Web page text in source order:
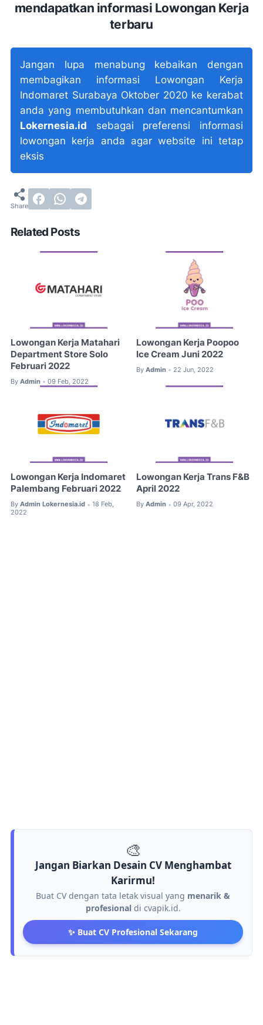
mendapatkan informasi Lowongan Kerja
terbaru
Jangan lupa menabung kebaikan dengan
membagikan informasi Lowongan Kerja
Indomaret Surabaya Oktober 2020 ke kerabat
anda yang membutuhkan dan mencantumkan
Lokernesia.id sebagai preferensi informasi
lowongan kerja anda agar website ini tetap
eksis
Related Posts
Lowongan Kerja Matahari
Department Store Solo
Februari 2022
By Admin • 09 Feb, 2022
Lowongan Kerja Poopoo
Ice Cream Juni 2022
By Admin • 22 Jun, 2022
Lowongan Kerja Indomaret
Palembang Februari 2022
By Admin Lokernesia.id • 18 Feb,
2022
Lowongan Kerja Trans F&B
April 2022
By Admin • 09 Apr, 2022
🎨
Jangan Biarkan Desain CV Menghambat
Karirmu!
Buat CV dengan tata letak visual yang menarik &
profesionaldi cvapik.id.
✨ Buat CV Profesional Sekarang